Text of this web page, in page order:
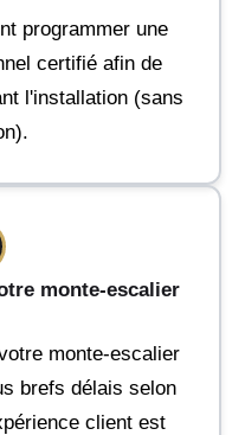
programmer une
certifié afin de
l'installation (sans
monte-escalier
monte-escalier
brefs délais selon
client est